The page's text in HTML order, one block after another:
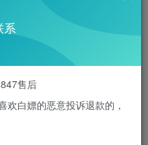
系
售后
白嫖的恶意投诉退款的，